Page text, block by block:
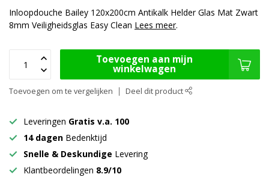
Inloopdouche Bailey 120x200cm Antikalk Helder Glas Mat Zwart
8mm Veiligheidsglas Easy Clean Lees meer.
Toevoegen aan mijn
winkelwagen
Toevoegen om te vergelijken Deel dit product
Leveringen Gratis v.a. 100
14 dagen Bedenktijd
Snelle & Deskundige Levering
Klantbeordelingen 8.9/10